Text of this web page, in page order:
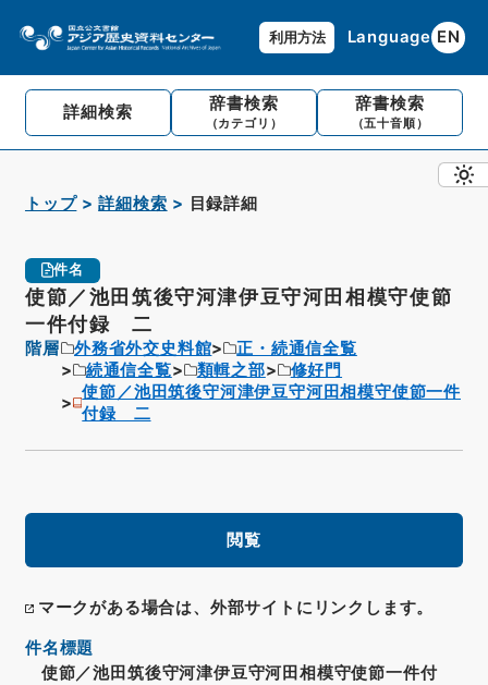
利用方法 Language EN
詳細検索 辞書検索
（カテゴリ）
辞書検索
（五十音順）
トップ 詳細検索 目録詳細
件名
使節／池田筑後守河津伊豆守河田相模守使節
一件付録 二
階層 外務省外交史料館
正・続通信全覧
続通信全覧
類輯之部
修好門
使節／池田筑後守河津伊豆守河田相模守使節一件
付録 二
閲覧
マークがある場合は、外部サイトにリンクします。
件名標題
使節／池田筑後守河津伊豆守河田相模守使節一件付